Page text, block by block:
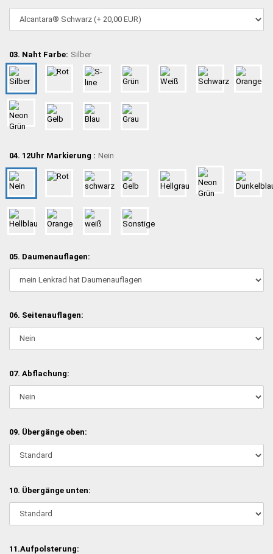
03. Naht Farbe: Silber
04. 12Uhr Markierung : Nein
05. Daumenauflagen:
06. Seitenauflagen:
07. Abflachung:
09. Übergänge oben:
10. Übergänge unten:
11.Aufpolsterung: